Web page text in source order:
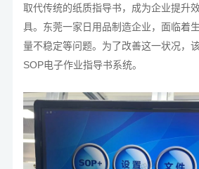
取代传统的纸质指导书，成为企业提升
具。东莞一家日用品制造企业，面临着
量不稳定等问题。为了改善这一状况，
SOP电子作业指导书系统。